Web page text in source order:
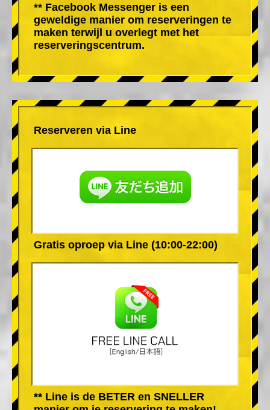
** Facebook Messenger is een
geweldige manier om reserveringen te
maken terwijl u overlegt met het
reserveringscentrum.
Reserveren via Line
Gratis oproep via Line (10:00-22:00)
** Line is de BETER en SNELLER